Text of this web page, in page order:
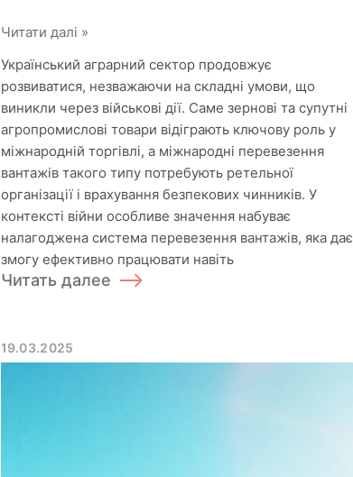
Особливості
зернових
та
інших
агропромислових
товарів
Читати далі »
Український аграрний сектор продовжує
розвиватися, незважаючи на складні умови, що
виникли через військові дії. Саме зернові та супутні
агропромислові товари відіграють ключову роль у
міжнародній торгівлі, а міжнародні перевезення
вантажів такого типу потребують ретельної
організації і врахування безпекових чинників. У
контексті війни особливе значення набуває
налагоджена система перевезення вантажів, яка дає
змогу ефективно працювати навіть
Читать далее
19.03.2025